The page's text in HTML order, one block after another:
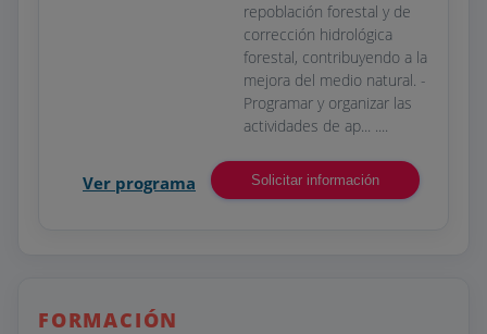
repoblación forestal y de
corrección hidrológica
forestal, contribuyendo a la
mejora del medio natural. -
Programar y organizar las
actividades de ap... ....
Ver programa Solicitar información
FORMACIÓN